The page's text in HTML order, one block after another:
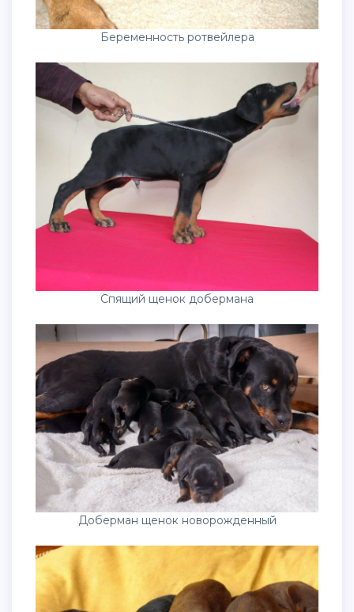
Беременность ротвейлера
Спящий щенок добермана
Доберман щенок новорожденный